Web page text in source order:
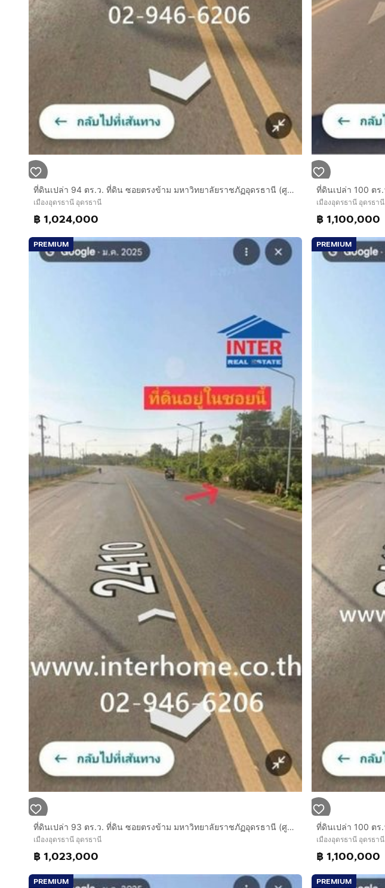
ที่ดินเปล่า 94 ตร.ว. ที่ดิน ซอยตรงข้าม มหาวิทยาลัยราชภัฏอุดรธานี (ศูนย์สามพร้าว) ถนนทางหลวงหมายเลข2410 เมืองอุดรธานี อุดรธานี
เมืองอุดรธานี อุดรธานี
฿ 1,024,000
เมืองอุดรธานี อุดรธานี
฿ 1,100,000
PREMIUM
ที่ดินเปล่า 93 ตร.ว. ที่ดิน ซอยตรงข้าม มหาวิทยาลัยราชภัฏอุดรธานี (ศูนย์สามพร้าว) ถนนทางหลวงหมายเลข2410 เมืองอุดรธานี อุดรธานี
เมืองอุดรธานี อุดรธานี
฿ 1,023,000
PREMIUM
เมืองอุดรธานี อุดรธานี
฿ 1,100,000
PREMIUM PREMIUM